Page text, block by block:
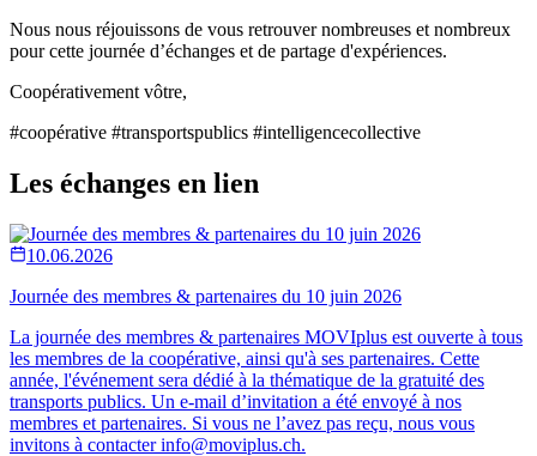
Nous nous réjouissons de vous retrouver nombreuses et nombreux
pour cette journée d’échanges et de partage d'expériences.
Coopérativement vôtre,
#coopérative #transportspublics #intelligencecollective
Les échanges en lien
10.06.2026
Journée des membres & partenaires du 10 juin 2026
La journée des membres & partenaires MOVIplus est ouverte à tous
les membres de la coopérative, ainsi qu'à ses partenaires. Cette
année, l'événement sera dédié à la thématique de la gratuité des
transports publics. Un e-mail d’invitation a été envoyé à nos
membres et partenaires. Si vous ne l’avez pas reçu, nous vous
invitons à contacter info@moviplus.ch.